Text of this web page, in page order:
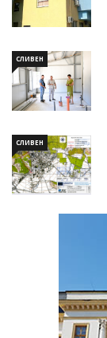
СЛИВЕН
СЛИВЕН